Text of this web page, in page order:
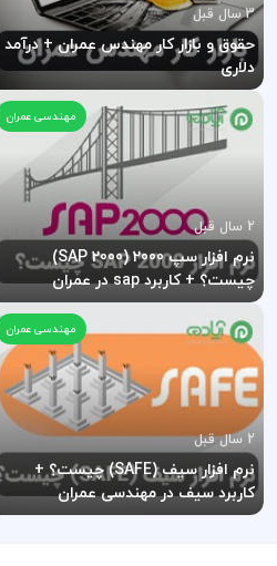
3 سال قبل
حقوق و بازار کار مهندس عمران + درآمد
دلاری
مهندسی عمران
2 سال قبل
نرم افزار سپ 2000 (SAP 2000)
چیست؟ + کاربرد sap در عمران
مهندسی عمران
2 سال قبل
نرم افزار سیف (SAFE) چیست؟ +
کاربرد سیف در مهندسی عمران